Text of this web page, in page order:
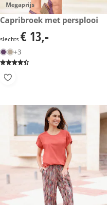
Megaprijs
€ 13,-
Capribroek met persplooi
€ 13,-
slechts € 13,-
+3